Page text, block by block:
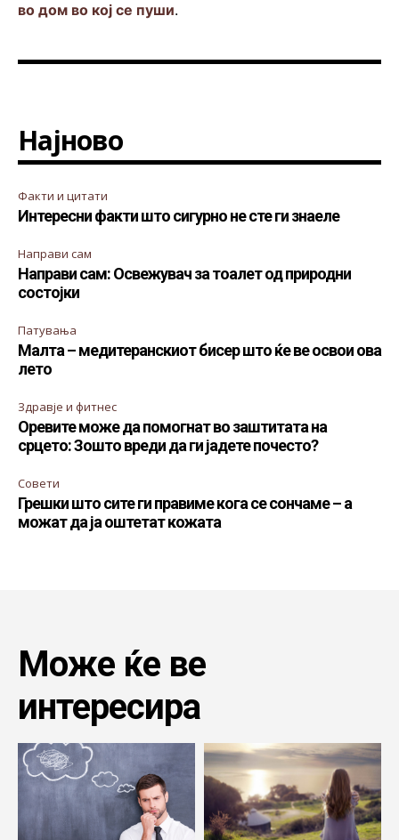
во дом во кој се пуши.
Најново
Факти и цитати
Интересни факти што сигурно не сте ги знаеле
Направи сам
Направи сам: Освежувач за тоалет од природни
состојки
Патувања
Малта – медитеранскиот бисер што ќе ве освои ова
лето
Здравје и фитнес
Оревите може да помогнат во заштитата на
срцето: Зошто вреди да ги јадете почесто?
Совети
Грешки што сите ги правиме кога се сончаме – а
можат да ја оштетат кожата
Може ќе ве
интересира